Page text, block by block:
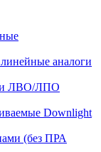
аналоги
ЛВО/ЛПО
Downlight
(без ПРА